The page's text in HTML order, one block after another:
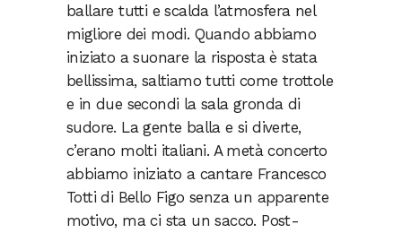
ballare tutti e scalda l’atmosfera nel
migliore dei modi. Quando abbiamo
iniziato a suonare la risposta è stata
bellissima, saltiamo tutti come trottole
e in due secondi la sala gronda di
sudore. La gente balla e si diverte,
c’erano molti italiani. A metà concerto
abbiamo iniziato a cantare Francesco
Totti di Bello Figo senza un apparente
motivo, ma ci sta un sacco. Post-